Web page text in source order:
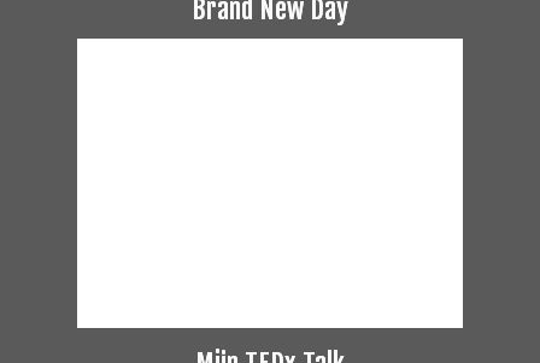
Brand New Day